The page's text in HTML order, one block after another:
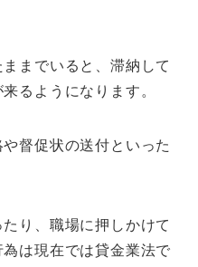
までいると、滞納して
るようになります。
督促状の送付といった
り、職場に押しかけて
は現在では貸金業法で